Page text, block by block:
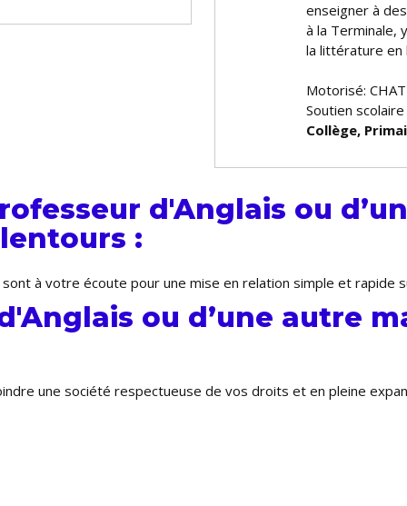
enseigner à
à la Terminale,
la littérature en
Motorisé:
Soutien
Collège,
d'Anglais ou
:
à votre écoute pour une mise en relation simple et rapide
ou d’une autre
une société respectueuse de vos droits et en pleine